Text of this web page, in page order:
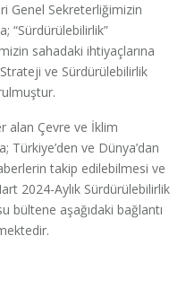
Genel Sekreterliğimizin
“Sürdürülebilirlik”
sahadaki ihtiyaçlarına
ve Sürdürülebilirlik
alan Çevre ve İklim
Türkiye’den ve Dünya’dan
takip edilebilmesi ve
2024-Aylık Sürdürülebilirlik
bültene aşağıdaki bağlantı